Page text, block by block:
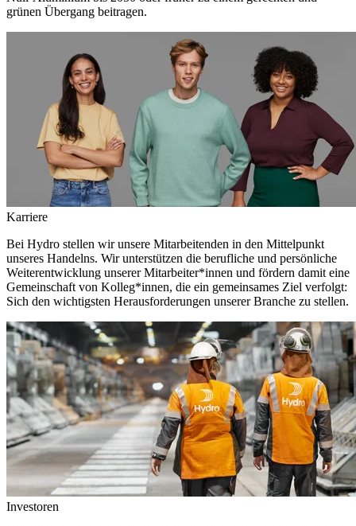
grünen Übergang beitragen.
Karriere
Bei Hydro stellen wir unsere Mitarbeitenden in den Mittelpunkt
unseres Handelns. Wir unterstützen die berufliche und persönliche
Weiterentwicklung unserer Mitarbeiter*innen und fördern damit eine
Gemeinschaft von Kolleg*innen, die ein gemeinsames Ziel verfolgt:
Sich den wichtigsten Herausforderungen unserer Branche zu stellen.
Investoren